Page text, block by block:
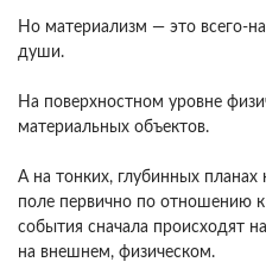
Но материализм — это всего-
души.
На поверхностном уровне
материальных объектов.
А на тонких, глубинных планах
поле первично по отношению к
события сначала происходят
на внешнем, физическом.